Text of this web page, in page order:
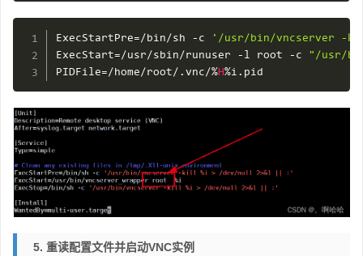
ExecStartPre=/bin/sh - c
'/usr/bin/vncserver -
ExecStart=/usr/sbin/runuser - l root - c "/usr/
PIDFile=/home/root/ .vnc/%H%i . pid
5. 重读配置文件并启动VNC实例